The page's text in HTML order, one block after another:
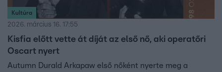
Kultúra
2026. március 16. 17:55
Kisfia előtt vette át díját az első nő, aki operatőri
Oscart nyert
Autumn Durald Arkapaw első nőként nyerte meg a